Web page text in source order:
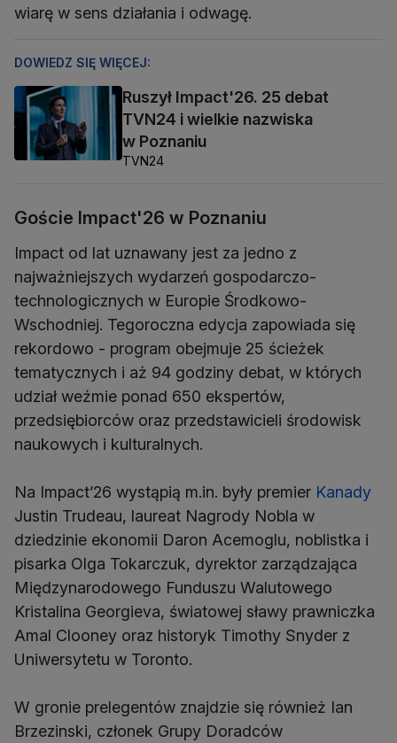
wiarę w sens działania i odwagę.
DOWIEDZ SIĘ WIĘCEJ:
Ruszył Impact'26. 25 debat
TVN24 i wielkie nazwiska
w Poznaniu
TVN24
Goście Impact'26 w Poznaniu
Impact od lat uznawany jest za jedno z
najważniejszych wydarzeń gospodarczo-
technologicznych w Europie Środkowo-
Wschodniej. Tegoroczna edycja zapowiada się
rekordowo - program obejmuje 25 ścieżek
tematycznych i aż 94 godziny debat, w których
udział weźmie ponad 650 ekspertów,
przedsiębiorców oraz przedstawicieli środowisk
naukowych i kulturalnych.
Na Impact’26 wystąpią m.in. były premier Kanady
Justin Trudeau, laureat Nagrody Nobla w
dziedzinie ekonomii Daron Acemoglu, noblistka i
pisarka Olga Tokarczuk, dyrektor zarządzająca
Międzynarodowego Funduszu Walutowego
Kristalina Georgieva, światowej sławy prawniczka
Amal Clooney oraz historyk Timothy Snyder z
Uniwersytetu w Toronto.
W gronie prelegentów znajdzie się również Ian
Brzezinski, członek Grupy Doradców